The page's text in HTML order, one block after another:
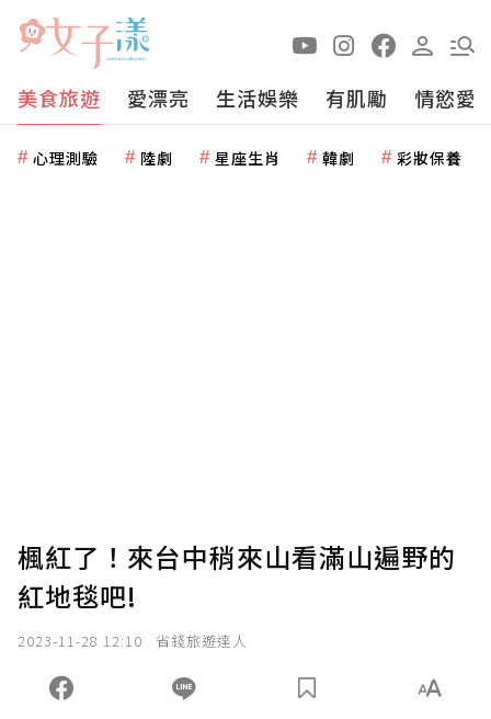
美食旅遊 愛漂亮 生活娛樂 有肌勵 情慾愛
心理測驗 陸劇 星座生肖 韓劇 彩妝保養
楓紅了！來台中稍來山看滿山遍野的
紅地毯吧!
2023-11-28 12:10 省錢旅遊達人